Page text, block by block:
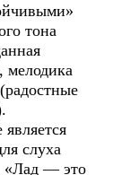
тона
мелодика
слуха
«Лад — это